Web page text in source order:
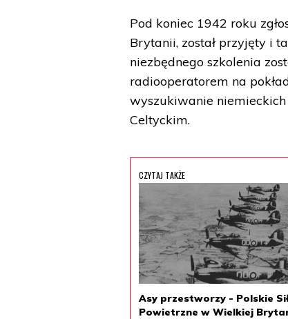
Pod koniec 1942 roku
Brytanii, został przyjęty i
niezbędnego szkolenia
radiooperatorem na
wyszukiwanie
Celtyckim.
CZYTAJ TAKŻE
Asy przestworzy - Polskie
Powietrzne w Wielkiej